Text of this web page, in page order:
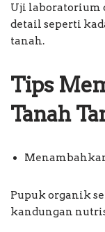
Uji laboratorium
detail seperti
tanah.
Tips
Tanah
Pupuk organik
kandungan